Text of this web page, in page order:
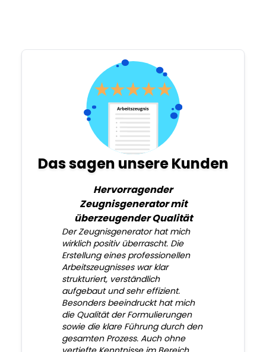
Das sagen unsere Kunden
Hervorragender
Zeugnisgenerator mit
überzeugender Qualität
Der Zeugnisgenerator hat mich
wirklich positiv überrascht. Die
Erstellung eines professionellen
Arbeitszeugnisses war klar
strukturiert, verständlich
aufgebaut und sehr effizient.
Besonders beeindruckt hat mich
die Qualität der Formulierungen
sowie die klare Führung durch den
gesamten Prozess. Auch ohne